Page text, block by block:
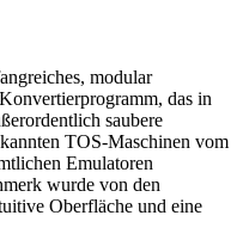
modular
das in
saubere
TOS-Maschinen vom
Emulatoren
wurde von den
Oberfläche und eine